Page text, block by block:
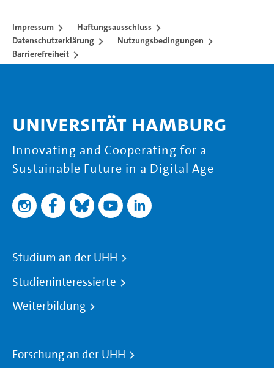
Impressum
Haftungsausschluss
Datenschutzerklärung
Nutzungsbedingungen
Barrierefreiheit
Universität Hamburg
Innovating and Cooperating for a
Sustainable Future in a Digital Age
Studium an der UHH
Studieninteressierte
Weiterbildung
Forschung an der UHH